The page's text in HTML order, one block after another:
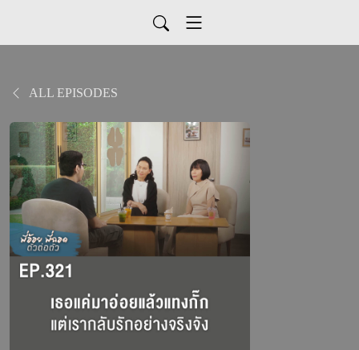
ALL EPISODES